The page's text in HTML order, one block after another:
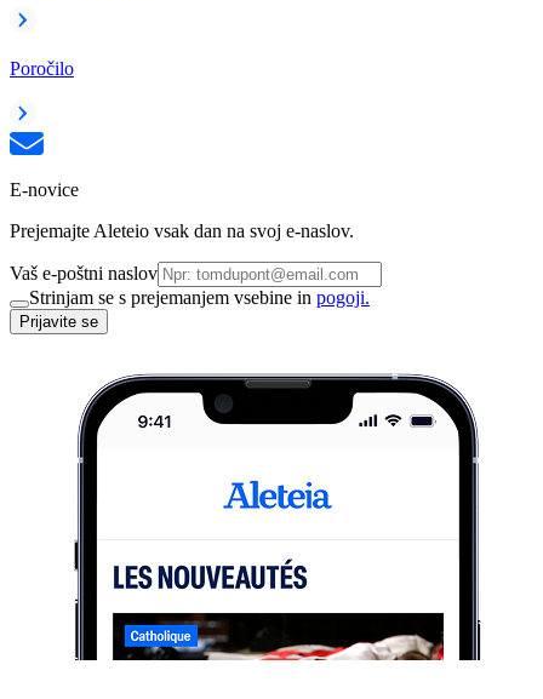
Poročilo
E-novice
Prejemajte Aleteio vsak dan na svoj e-naslov.
Vaš e-poštni naslov
Strinjam se s prejemanjem vsebine in pogoji.
Prijavite se